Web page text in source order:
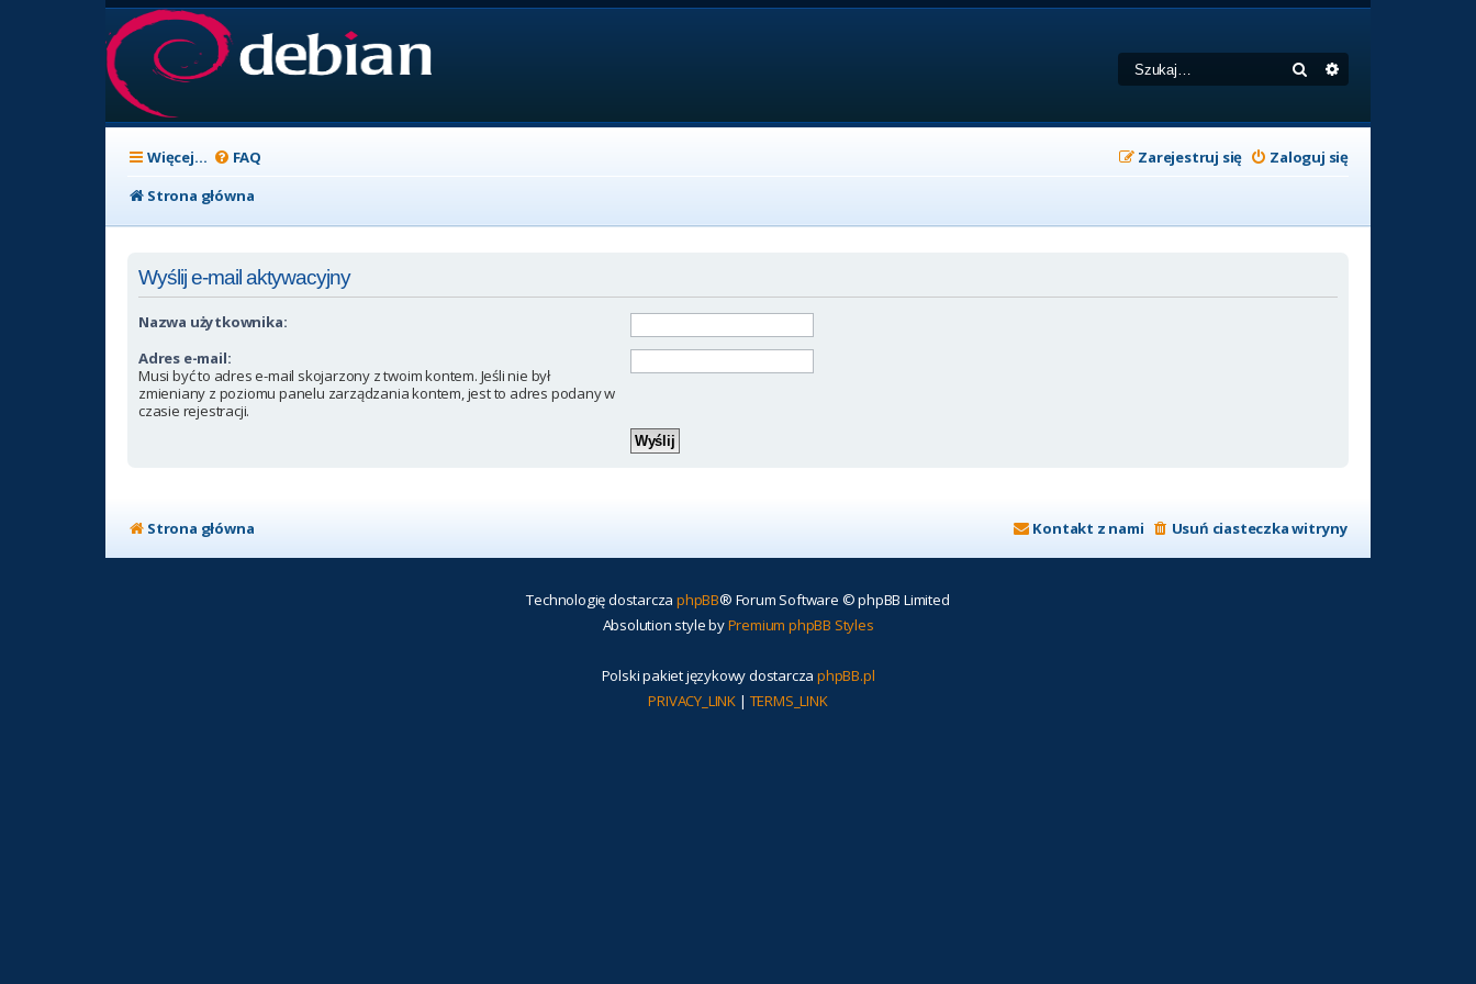
Szukaj
Więcej… FAQ Zaloguj się
Zarejestruj się
Strona główna
Wyślij e-mail aktywacyjny
Nazwa użytkownika:
Adres e-mail:
Musi być to adres e-mail skojarzony z twoim kontem. Jeśli nie był
zmieniany z poziomu panelu zarządzania kontem, jest to adres podany w
czasie rejestracji.
Strona główna Usuń ciasteczka witryny
Kontakt z nami
Technologię dostarcza phpBB® Forum Software © phpBB Limited
Absolution style byPremium phpBB Styles
Polski pakiet językowy dostarcza phpBB.pl
PRIVACY_LINK | TERMS_LINK